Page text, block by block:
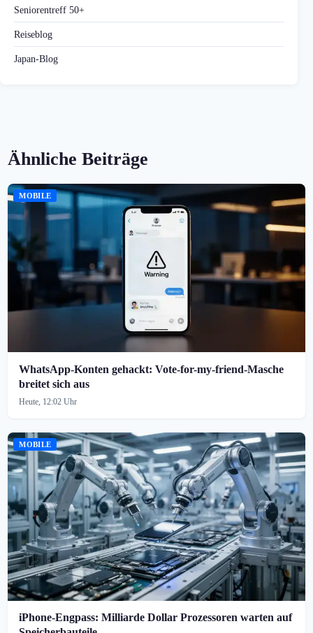
Seniorentreff 50+
Reiseblog
Japan-Blog
Ähnliche Beiträge
MOBILE
WhatsApp-Konten gehackt: Vote-for-my-friend-Masche
breitet sich aus
Heute, 12:02 Uhr
MOBILE
iPhone-Engpass: Milliarde Dollar Prozessoren warten auf